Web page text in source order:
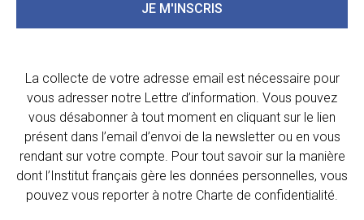
JE M'INSCRIS
La collecte de votre adresse email est nécessaire pour
vous adresser notre Lettre d’information. Vous pouvez
vous désabonner à tout moment en cliquant sur le lien
présent dans l’email d’envoi de la newsletter ou en vous
rendant sur votre compte. Pour tout savoir sur la manière
dont l’Institut français gère les données personnelles, vous
pouvez vous reporter à notre Charte de confidentialité.